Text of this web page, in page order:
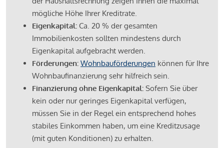
mögliche Höhe Ihrer Kreditrate.
Eigenkapital: Ca. 20 % der gesamten
Immobilienkosten sollten mindestens durch
Eigenkapital aufgebracht werden.
Förderungen: Wohnbauförderungen können für Ihre
Wohnbaufinanzierung sehr hilfreich sein.
Finanzierung ohne Eigenkapital: Sofern Sie über
kein oder nur geringes Eigenkapital verfügen,
müssen Sie in der Regel ein entsprechend hohes
stabiles Einkommen haben, um eine Kreditzusage
(mit guten Konditionen) zu erhalten.